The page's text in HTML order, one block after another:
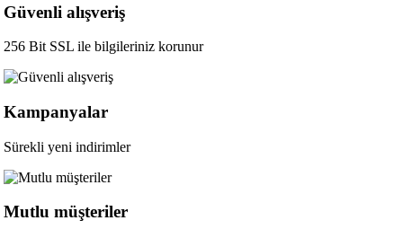
Güvenli alışveriş
256 Bit SSL ile bilgileriniz korunur
Kampanyalar
Sürekli yeni indirimler
Mutlu müşteriler